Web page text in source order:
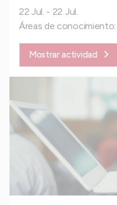
22 Jul. - 22 Jul.
Áreas de conocimiento:
Mostrar actividad